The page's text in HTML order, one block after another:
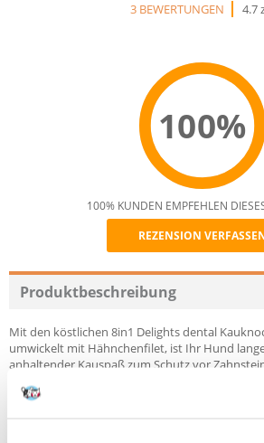
3 BEWERTUNGEN
4.7
100%
100% KUNDEN EMPFEHLEN
REZENSION
Produktbeschreibung
Mit den köstlichen 8in1 Delights dental
umwickelt mit Hähnchenfilet, ist Ihr Hund
anhaltender Kauspaß zum Schutz vor
Im Gegensatz zu gewöhnlichen